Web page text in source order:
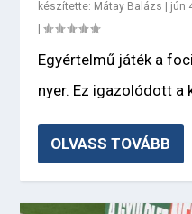
készítette: Mátay Balázs jún
|
Egyértelmű játék a
nyer. Ez igazolódott a
OLVASS TOVÁBB